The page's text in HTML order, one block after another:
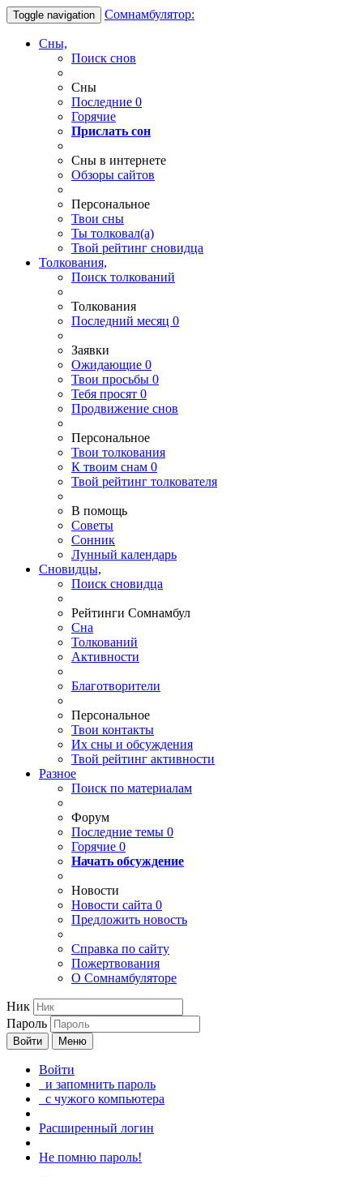
Toggle navigation Сомнамбулятор:
Сны,
Поиск снов
Сны
Последние 0
Горячие
Прислать сон
Сны в интернете
Обзоры сайтов
Персональное
Твои сны
Ты толковал(а)
Твой рейтинг сновидца
Толкования,
Поиск толкований
Толкования
Последний месяц 0
Заявки
Ожидающие 0
Твои просьбы 0
Тебя просят 0
Продвижение снов
Персональное
Твои толкования
К твоим снам 0
Твой рейтинг толкователя
В помощь
Советы
Сонник
Лунный календарь
Сновидцы,
Поиск сновидца
Рейтинги Сомнамбул
Сна
Толкований
Активности
Благотворители
Персональное
Твои контакты
Их сны и обсуждения
Твой рейтинг активности
Разное
Поиск по материалам
Форум
Последние темы 0
Горячие 0
Начать обсуждение
Новости
Новости сайта 0
Предложить новость
Справка по сайту
Пожертвования
О Сомнамбуляторе
Ник
Пароль
Войти Меню
Войти
и запомнить пароль
с чужого компьютера
Расширенный логин
Не помню пароль!